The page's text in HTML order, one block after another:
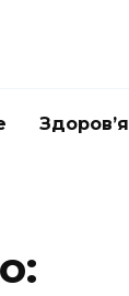
Здоров’я